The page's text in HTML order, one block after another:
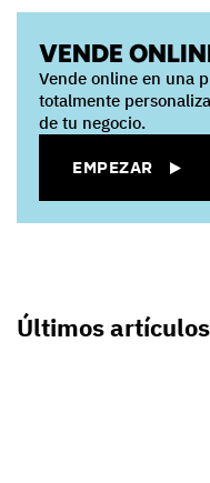
VENDE
Vende online en una
totalmente
de tu negocio.
EMPEZAR
Últimos